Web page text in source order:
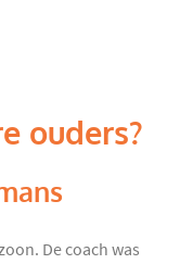
ouders?
De coach was